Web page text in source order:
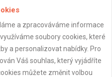
a zpracováváme informace
soubory cookies, které
a personalizovat nabídky. Pro
Váš souhlas, který vyjádříte
můžete změnit volbou